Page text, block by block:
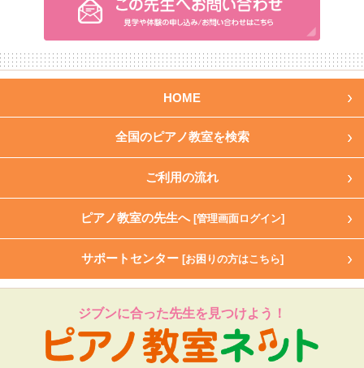
HOME
全国のピアノ教室を検索
ご利用の流れ
ピアノ教室の先生へ [管理画面ログイン]
サポートセンター [お困りの方はこちら]
ジブンに合った先生を見つけよう！